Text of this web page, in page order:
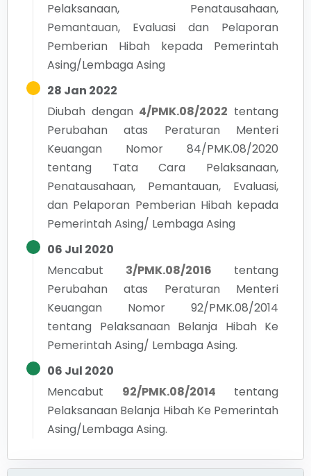
Pelaksanaan, Penatausahaan,
Pemantauan, Evaluasi dan Pelaporan
Pemberian Hibah kepada Pemerintah
Asing/Lembaga Asing
28 Jan 2022
Diubah dengan 4/PMK.08/2022 tentang
Perubahan atas Peraturan Menteri
Keuangan Nomor 84/PMK.08/2020
tentang Tata Cara Pelaksanaan,
Penatausahaan, Pemantauan, Evaluasi,
dan Pelaporan Pemberian Hibah kepada
Pemerintah Asing/ Lembaga Asing
06 Jul 2020
Mencabut
3/PMK.08/2016
tentang
Perubahan atas Peraturan Menteri
Keuangan Nomor 92/PMK.08/2014
tentang Pelaksanaan Belanja Hibah Ke
Pemerintah Asing/ Lembaga Asing.
06 Jul 2020
Mencabut
92/PMK.08/2014
tentang
Pelaksanaan Belanja Hibah Ke Pemerintah
Asing/Lembaga Asing.